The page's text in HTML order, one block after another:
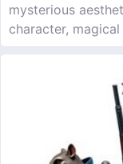
mysterious
character,